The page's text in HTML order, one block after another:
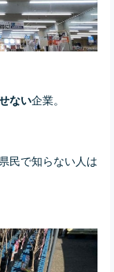
ない企業。
民で知らない人は